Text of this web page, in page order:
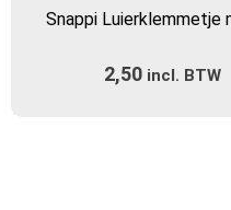
heeft
variaties.
Snappi Luierklemmetje
2,50 incl. BTW